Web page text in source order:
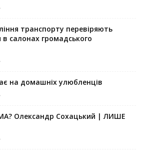
транспорту перевіряють
салонах громадського
на домашніх улюбленців
Олександр Сохацький | ЛИШЕ